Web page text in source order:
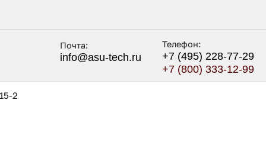
Почта:
info@asu-tech.ru
Телефон:
+7 (495) 228-77-29
+7 (800) 333-12-99
2